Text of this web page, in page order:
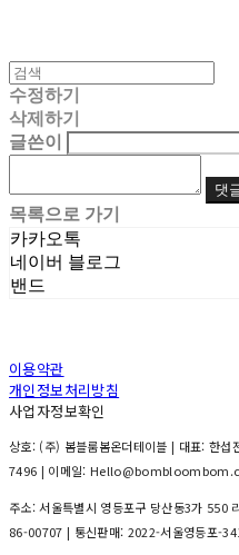
수정하기
삭제하기
글쓴이
댓
목록으로 가기
카카오톡
네이버 블로그
밴드
이용약관
개인정보처리방침
사업자정보확인
상호: (주) 봄블룸봄온더테이블 | 대표: 한
7496 | 이메일:
주소: 서울특별시 영등포구 당산동3가 550
86-00707 | 통신판매: 2022-서울영등포-